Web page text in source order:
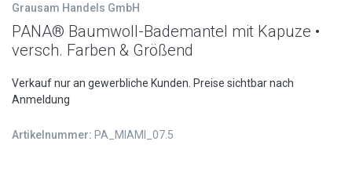
Grausam Handels GmbH
PANA® Baumwoll-Bademantel mit Kapuze •
versch. Farben & Größend
Verkauf nur an gewerbliche Kunden. Preise sichtbar nach
Anmeldung
Artikelnummer: PA_MIAMI_07.5